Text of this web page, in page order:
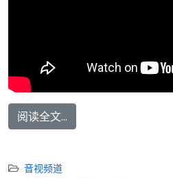
阅读全文...
音视频道